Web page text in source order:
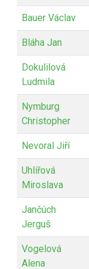
Bauer Václav
Bláha Jan
Dokulilová
Ludmila
Nymburg
Christopher
Nevoral Jiří
Uhlířová
Miroslava
Jančúch
Jerguš
Vogelová
Alena